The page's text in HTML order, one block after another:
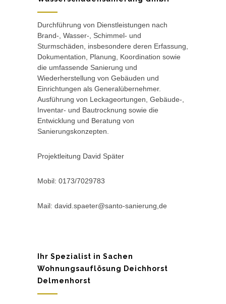
Durchführung von Dienstleistungen nach
Brand-, Wasser-, Schimmel- und
Sturmschäden, insbesondere deren Erfassung,
Dokumentation, Planung, Koordination sowie
die umfassende Sanierung und
Wiederherstellung von Gebäuden und
Einrichtungen als Generalübernehmer.
Ausführung von Leckageortungen, Gebäude-,
Inventar- und Bautrocknung sowie die
Entwicklung und Beratung von
Sanierungskonzepten.
Projektleitung David Später
Mobil: 0173/7029783
Mail: david.spaeter@santo-sanierung,de
Ihr Spezialist in Sachen
Wohnungsauflösung Deichhorst
Delmenhorst